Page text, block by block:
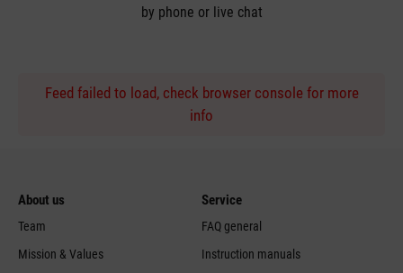
by phone or live chat
Feed failed to load, check browser console for more
info
About us
Team
Mission & Values
Service
FAQ general
Instruction manuals